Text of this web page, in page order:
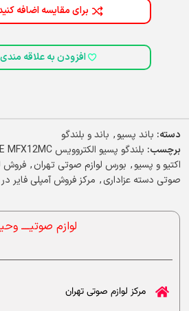
برای مقایسه اضافه
افزودن به علاقه مندی
دسته: باند پسیو, باند و بلندگو
برچسب: بلندگو پسیو الکتروویس ELECTRO VOICE MFX12MC
اکتیو و پسیو, بورس لوازم صوتی تهران, فروش
صوتی دسته عزاداری, مرکز فروش آمپلی فایر
لوازم صوتیــــ
مرکز لوازم صوتی تهران